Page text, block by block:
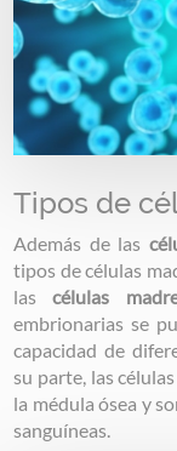
Tipos de
Además de las
tipos de células
lascélulas
embrionarias se
capacidad de
su parte, las
la médula ósea y
sanguíneas.